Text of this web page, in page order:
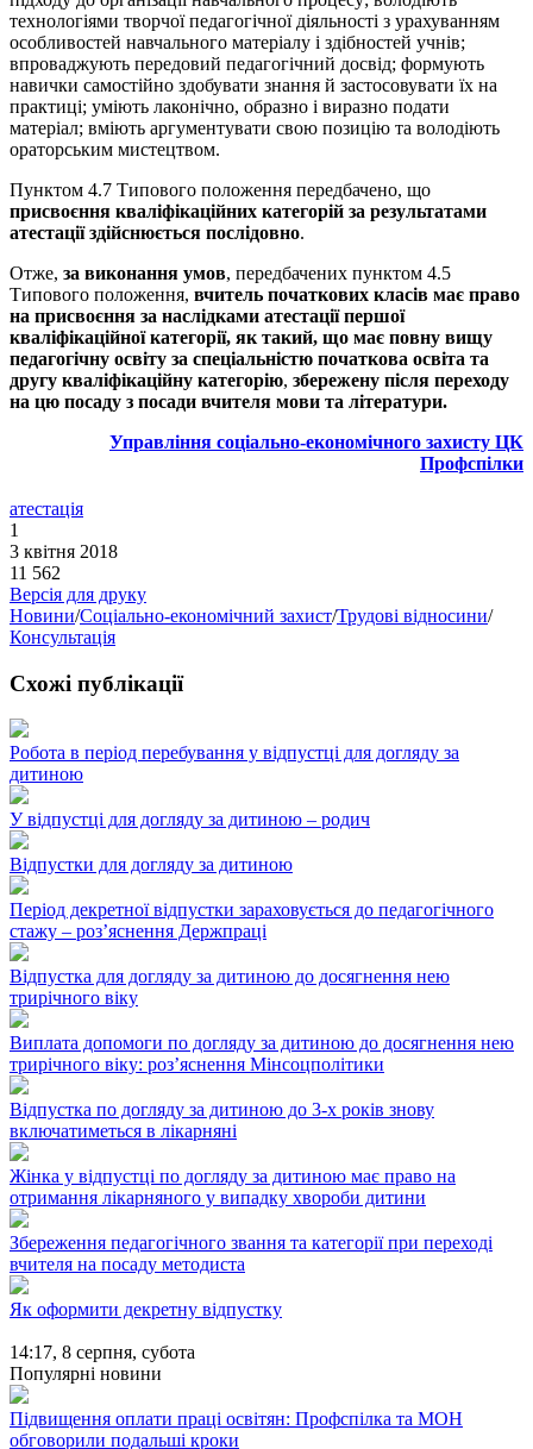
технологіями творчої педагогічної діяльності з урахуванням
особливостей навчального матеріалу і здібностей учнів;
впроваджують передовий педагогічний досвід; формують
навички самостійно здобувати знання й застосовувати їх на
практиці; уміють лаконічно, образно і виразно подати
матеріал; вміють аргументувати свою позицію та володіють
ораторським мистецтвом.
Пунктом 4.7 Типового положення передбачено, що
присвоєння кваліфікаційних категорій за результатами
атестації здійснюється послідовно.
Отже, за виконання умов, передбачених пунктом 4.5
Типового положення, вчитель початкових класів має право
на присвоєння за наслідками атестації першої
кваліфікаційної категорії, як такий, що має повну вищу
педагогічну освіту за спеціальністю початкова освіта та
другу кваліфікаційну категорію, збережену після переходу
на цю посаду з посади вчителя мови та літератури.
Управління соціально-економічного захисту ЦК
Профспілки
атестація
1
3 квітня 2018
11 562
Версія для друку
Новини/Соціально-економічний захист/Трудові відносини/
Консультація
Схожі публікації
Робота в період перебування у відпустці для догляду за
дитиною
У відпустці для догляду за дитиною – родич
Відпустки для догляду за дитиною
Період декретної відпустки зараховується до педагогічного
стажу – роз’яснення Держпраці
Відпустка для догляду за дитиною до досягнення нею
трирічного віку
Виплата допомоги по догляду за дитиною до досягнення нею
трирічного віку: роз’яснення Мінсоцполітики
Відпустка по догляду за дитиною до 3-х років знову
включатиметься в лікарняні
Жінка у відпустці по догляду за дитиною має право на
отримання лікарняного у випадку хвороби дитини
Збереження педагогічного звання та категорії при переході
вчителя на посаду методиста
Як оформити декретну відпустку
14:17, 8 серпня, субота
Популярні новини
Підвищення оплати праці освітян: Профспілка та МОН
обговорили подальші кроки